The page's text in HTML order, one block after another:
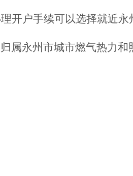
开户手续可以选择就近
属永州市城市燃气热力和